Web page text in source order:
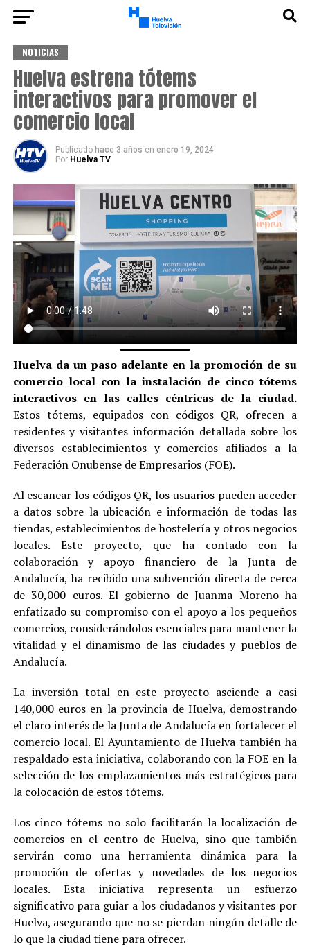
NOTICIAS
Huelva estrena tótems
interactivos para promover el
comercio local
Publicado hace 3 años en enero 19, 2024
Por Huelva TV
Huelva da un paso adelante en la promoción de su
comercio local con la instalación de cinco tótems
interactivos en las calles céntricas de la ciudad.
Estos tótems, equipados con códigos QR, ofrecen a
residentes y visitantes información detallada sobre los
diversos establecimientos y comercios afiliados a la
Federación Onubense de Empresarios (FOE).
Al escanear los códigos QR, los usuarios pueden acceder
a datos sobre la ubicación e información de todas las
tiendas, establecimientos de hostelería y otros negocios
locales. Este proyecto, que ha contado con la
colaboración y apoyo financiero de la Junta de
Andalucía, ha recibido una subvención directa de cerca
de 30,000 euros. El gobierno de Juanma Moreno ha
enfatizado su compromiso con el apoyo a los pequeños
comercios, considerándolos esenciales para mantener la
vitalidad y el dinamismo de las ciudades y pueblos de
Andalucía.
La inversión total en este proyecto asciende a casi
140,000 euros en la provincia de Huelva, demostrando
el claro interés de la Junta de Andalucía en fortalecer el
comercio local. El Ayuntamiento de Huelva también ha
respaldado esta iniciativa, colaborando con la FOE en la
selección de los emplazamientos más estratégicos para
la colocación de estos tótems.
Los cinco tótems no solo facilitarán la localización de
comercios en el centro de Huelva, sino que también
servirán como una herramienta dinámica para la
promoción de ofertas y novedades de los negocios
locales. Esta iniciativa representa un esfuerzo
significativo para guiar a los ciudadanos y visitantes por
Huelva, asegurando que no se pierdan ningún detalle de
lo que la ciudad tiene para ofrecer.